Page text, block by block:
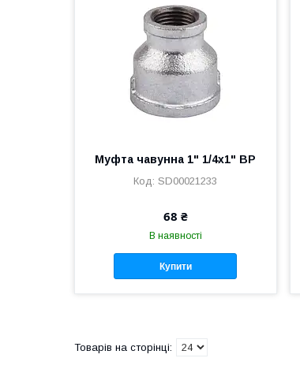
Муфта чавунна 1" 1/4х1" ВР
SD00021233
68 ₴
В наявності
Купити